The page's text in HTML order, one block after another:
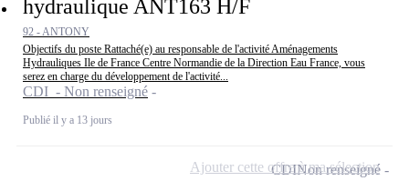
hydraulique ANT163 H/F
92 - ANTONY
Objectifs du poste Rattaché(e) au responsable de l'activité Aménagements
Hydrauliques Ile de France Centre Normandie de la Direction Eau France, vous
serez en charge du développement de l'activité...
CDI - Non renseigné
Publié il y a 13 jours
CDINon renseigné
Ajouter cette offre à ma sélection